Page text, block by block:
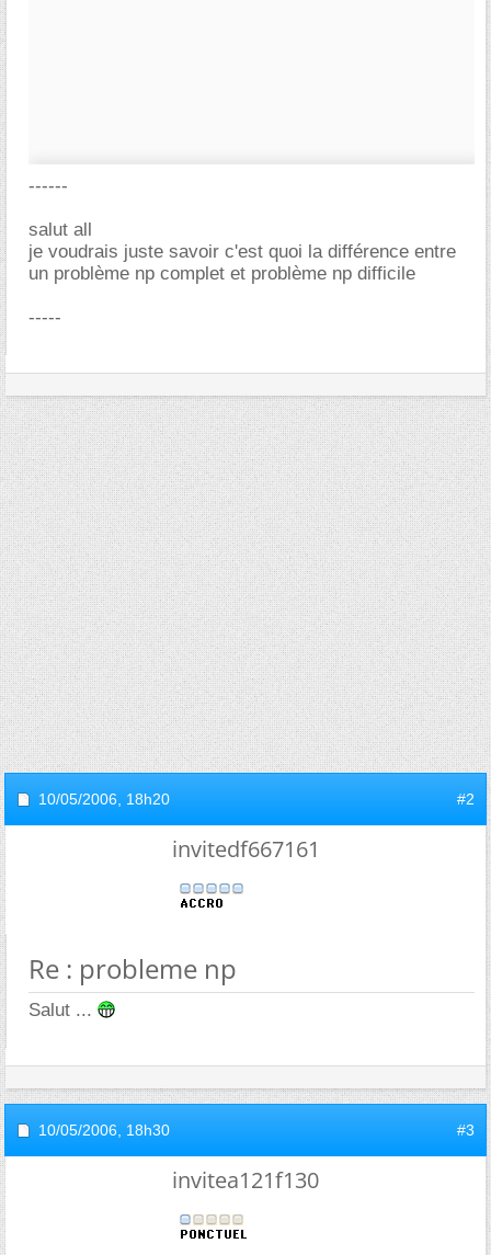
------
salut all
je voudrais juste savoir c'est quoi la différence entre
un problème np complet et problème np difficile
-----
10/05/2006, 18h20 #2
invitedf667161
Re : probleme np
Salut ...
10/05/2006, 18h30 #3
invitea121f130